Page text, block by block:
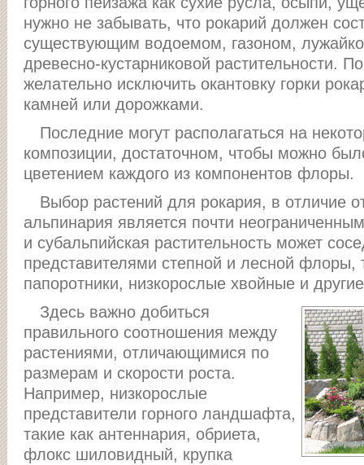
нужно не забывать, что рокарий должен
существующим водоемом, газоном,
древесно-кустарниковой растительности.
желательно исключить окантовку горки
камней или дорожками.
Последние могут располагаться на
композиции, достаточном, чтобы можно
цветением каждого из компонентов флоры.
Выбор растений для рокария, в отличие
альпинария является почти
и субальпийская растительность может
представителями степной и лесной флоры,
папоротники, низкорослые хвойные и
Здесь важно добиться
правильного соотношения между
растениями, отличающимися по
размерам и скорости роста.
Например, низкорослые
представители горного ландшафта,
такие как антеннария, обриета,
флокс шиловидный, крупка